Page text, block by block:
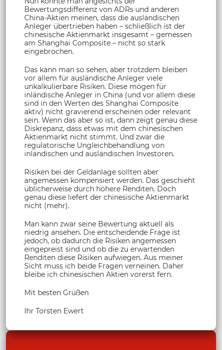
Bewertungsdifferenz von ADRs und anderen
China-Aktien meinen, dass die ausländischen
Anleger übertrieben haben – schließlich ist der
chinesische Aktienmarkt insgesamt – gemessen
am Shanghai Composite – nicht so stark
eingebrochen.
Das kann man so sehen, aber trotzdem bleiben
vor allem für ausländische Anleger viele
unkalkulierbare Risiken. Diese mögen für
inländische Anleger in China (und vor allem diese
sind in den Werten des Shanghai Composite
aktiv) nicht gravierend erscheinen oder relevant
sein. Wenn das aber so ist, dann zeigt genau diese
Diskrepanz, dass etwas mit dem chinesischen
Aktienmarkt nicht stimmt. Und zwar die
regulatorische Ungleichbehandlung von
inländischen und ausländischen Investoren.
Risiken bei der Geldanlage sollten aber
angemessen kompensiert werden. Das geschieht
üblicherweise durch höhere Renditen. Doch
genau diese liefert der chinesische Aktienmarkt
nicht (mehr).
Man kann zwar seine Bewertung aktuell als
niedrig ansehen. Die entscheidende Frage ist
jedoch, ob dadurch die Risiken angemessen
eingepreist sind und ob die zu erwartenden
Renditen diese Risiken aufwiegen. Aus meiner
Sicht muss ich beide Fragen verneinen. Daher
bleibe ich chinesischen Aktien vorerst fern.
Mit besten Grüßen
Ihr Torsten Ewert